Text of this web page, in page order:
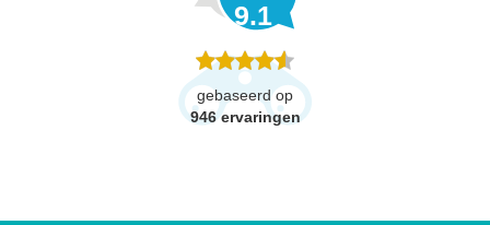
9.1
gebaseerd op
946 ervaringen